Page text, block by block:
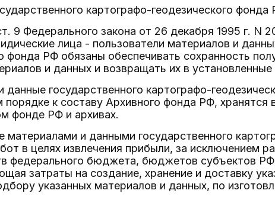
картографо-геодезического
9 Федерального закона от 26 декабря 1995 г. N
лица - пользователи материалов и
фонда РФ обязаны обеспечивать сохранность
и данных и возвращать их в установленные
государственного картографо-
порядке к составу Архивного фонда РФ, хранятся
фонде РФ и архивах.
материалами и данными государственного
в целях извлечения прибыли, за исключением
федерального бюджета, бюджетов субъектов
затраты на создание, хранение и доставку
указанных материалов и данных, по